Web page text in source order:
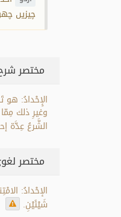
چیزیں
مختصر
الإِحْدادُ: هو
وغيرِ ذلك
الشَّرعُ عِدَّة
مختصر
الإحْدادُ:
شَيْئَيْنِ.